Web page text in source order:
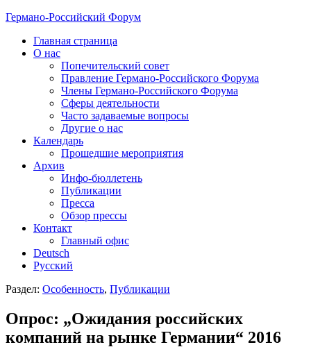
Германо-Российский Форум
Главная страница
О нас
Попечительский совет
Правление Германо-Российского Форума
Члены Германо-Российского Форума
Сферы деятельности
Часто задаваемые вопросы
Другие о нас
Календарь
Прошедшие мероприятия
Архив
Инфо-бюллетень
Публикации
Пресса
Обзор прессы
Контакт
Главный офис
Deutsch
Русский
Раздел: Особенность, Публикации
Опрос: „Ожидания российских
компаний на рынке Германии“ 2016